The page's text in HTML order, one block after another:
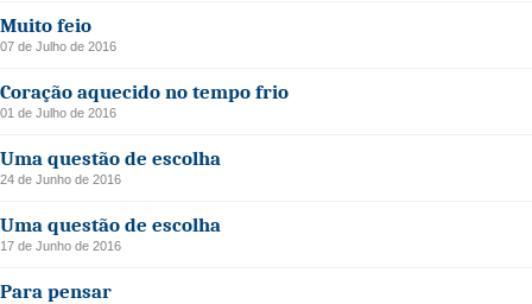
Muito feio
07 de Julho de 2016
Coração aquecido no tempo frio
01 de Julho de 2016
Uma questão de escolha
24 de Junho de 2016
Uma questão de escolha
17 de Junho de 2016
Para pensar